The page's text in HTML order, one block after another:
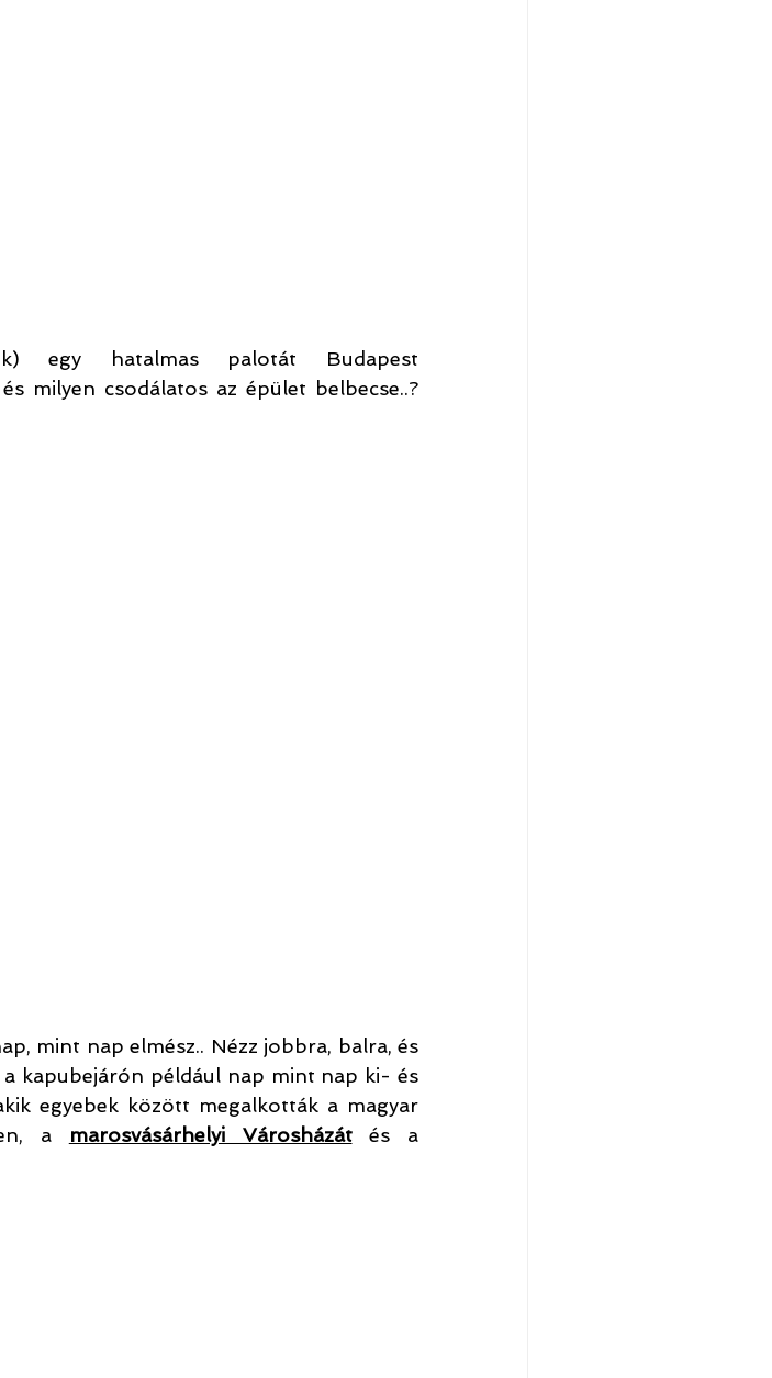
egy hatalmas palotát Budapest
milyen csodálatos az épület belbecse..?
mint nap elmész.. Nézz jobbra, balra, és
kapubejárón például nap mint nap ki- és
egyebek között megalkották a magyar
a
marosvásárhelyi Városházát